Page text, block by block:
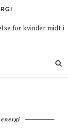
for kvinder midt i